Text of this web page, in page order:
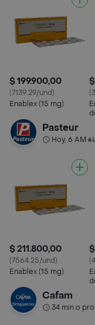
$ 199.900,00
(7139.29/und)
Enablex (15 mg)
Pasteur
Hoy, 6 AM•
$ 211.800,00
(7564.25/und)
Enablex (15 mg)
Cafam
34 min o